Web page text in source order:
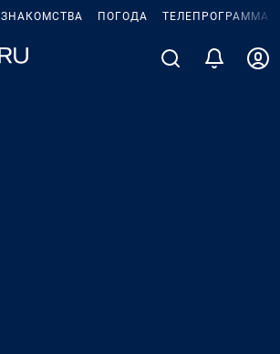
ЗНАКОМСТВА ПОГОДА ТЕЛЕПРОГРАММА